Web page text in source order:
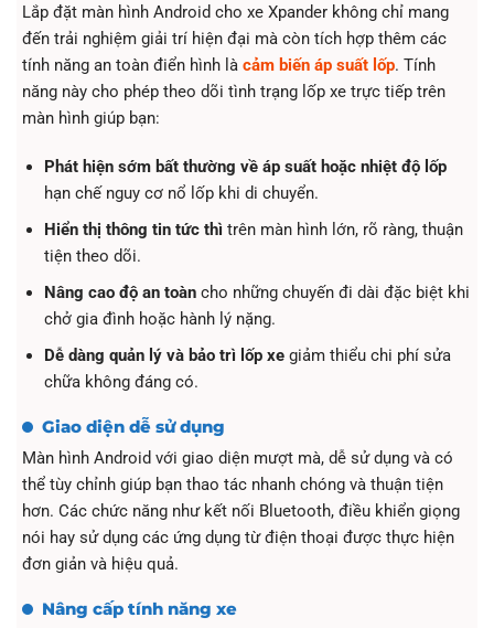
Lắp đặt màn hình Android cho xe Xpander không chỉ mang
đến trải nghiệm giải trí hiện đại mà còn tích hợp thêm các
tính năng an toàn điển hình là cảm biến áp suất lốp. Tính
năng này cho phép theo dõi tình trạng lốp xe trực tiếp trên
màn hình giúp bạn:
Phát hiện sớm bất thường về áp suất hoặc nhiệt độ lốp
hạn chế nguy cơ nổ lốp khi di chuyển.
Hiển thị thông tin tức thì trên màn hình lớn, rõ ràng, thuận
tiện theo dõi.
Nâng cao độ an toàncho những chuyến đi dài đặc biệt khi
chở gia đình hoặc hành lý nặng.
Dễ dàng quản lý và bảo trì lốp xegiảm thiểu chi phí sửa
chữa không đáng có.
Giao diện dễ sử dụng
Màn hình Android với giao diện mượt mà, dễ sử dụng và có
thể tùy chỉnh giúp bạn thao tác nhanh chóng và thuận tiện
hơn. Các chức năng như kết nối Bluetooth, điều khiển giọng
nói hay sử dụng các ứng dụng từ điện thoại được thực hiện
đơn giản và hiệu quả.
Nâng cấp tính năng xe